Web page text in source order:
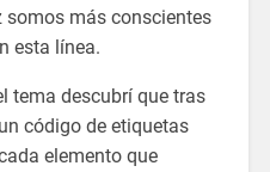
somos más conscientes
esta línea.
tema descubrí que tras
código de etiquetas
elemento que